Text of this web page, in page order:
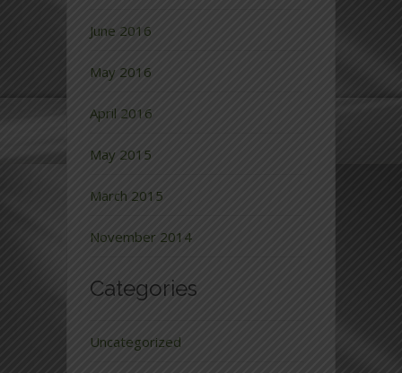
June 2016
May 2016
April 2016
May 2015
March 2015
November 2014
Categories
Uncategorized